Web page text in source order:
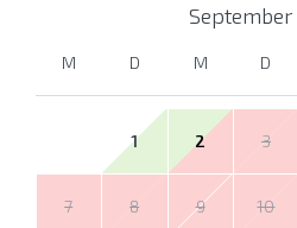
September
M D M D
1 2 3
7 8 9 10